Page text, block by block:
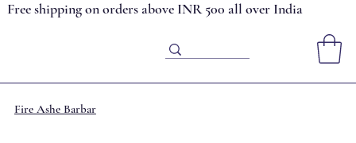
Free shipping on orders above INR 500 all over India
Fire Ashe Barbar